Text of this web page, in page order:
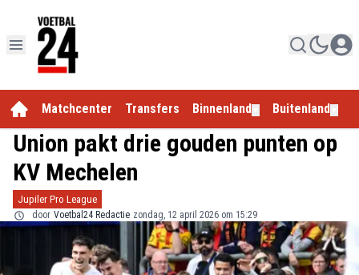
Matchcenter Transfers Binnenland Buitenland
Union pakt drie gouden punten op
KV Mechelen
Jupiler Pro League
door Voetbal24 Redactie zondag, 12 april 2026 om 15:29